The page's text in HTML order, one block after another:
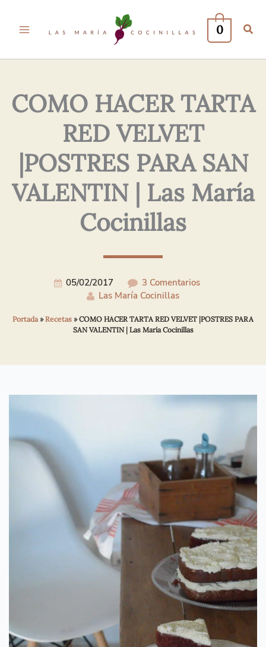
0
COMO HACER TARTA
RED VELVET
|POSTRES PARA SAN
VALENTIN | Las María
Cocinillas
05/02/2017
3 Comentarios
Las María Cocinillas
Portada»Recetas »COMO HACER TARTA RED VELVET |POSTRES PARA
SAN VALENTIN | Las María Cocinillas
Electrónico*